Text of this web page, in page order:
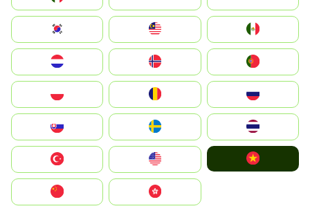
South Korea
United States
中國香港特別行政區